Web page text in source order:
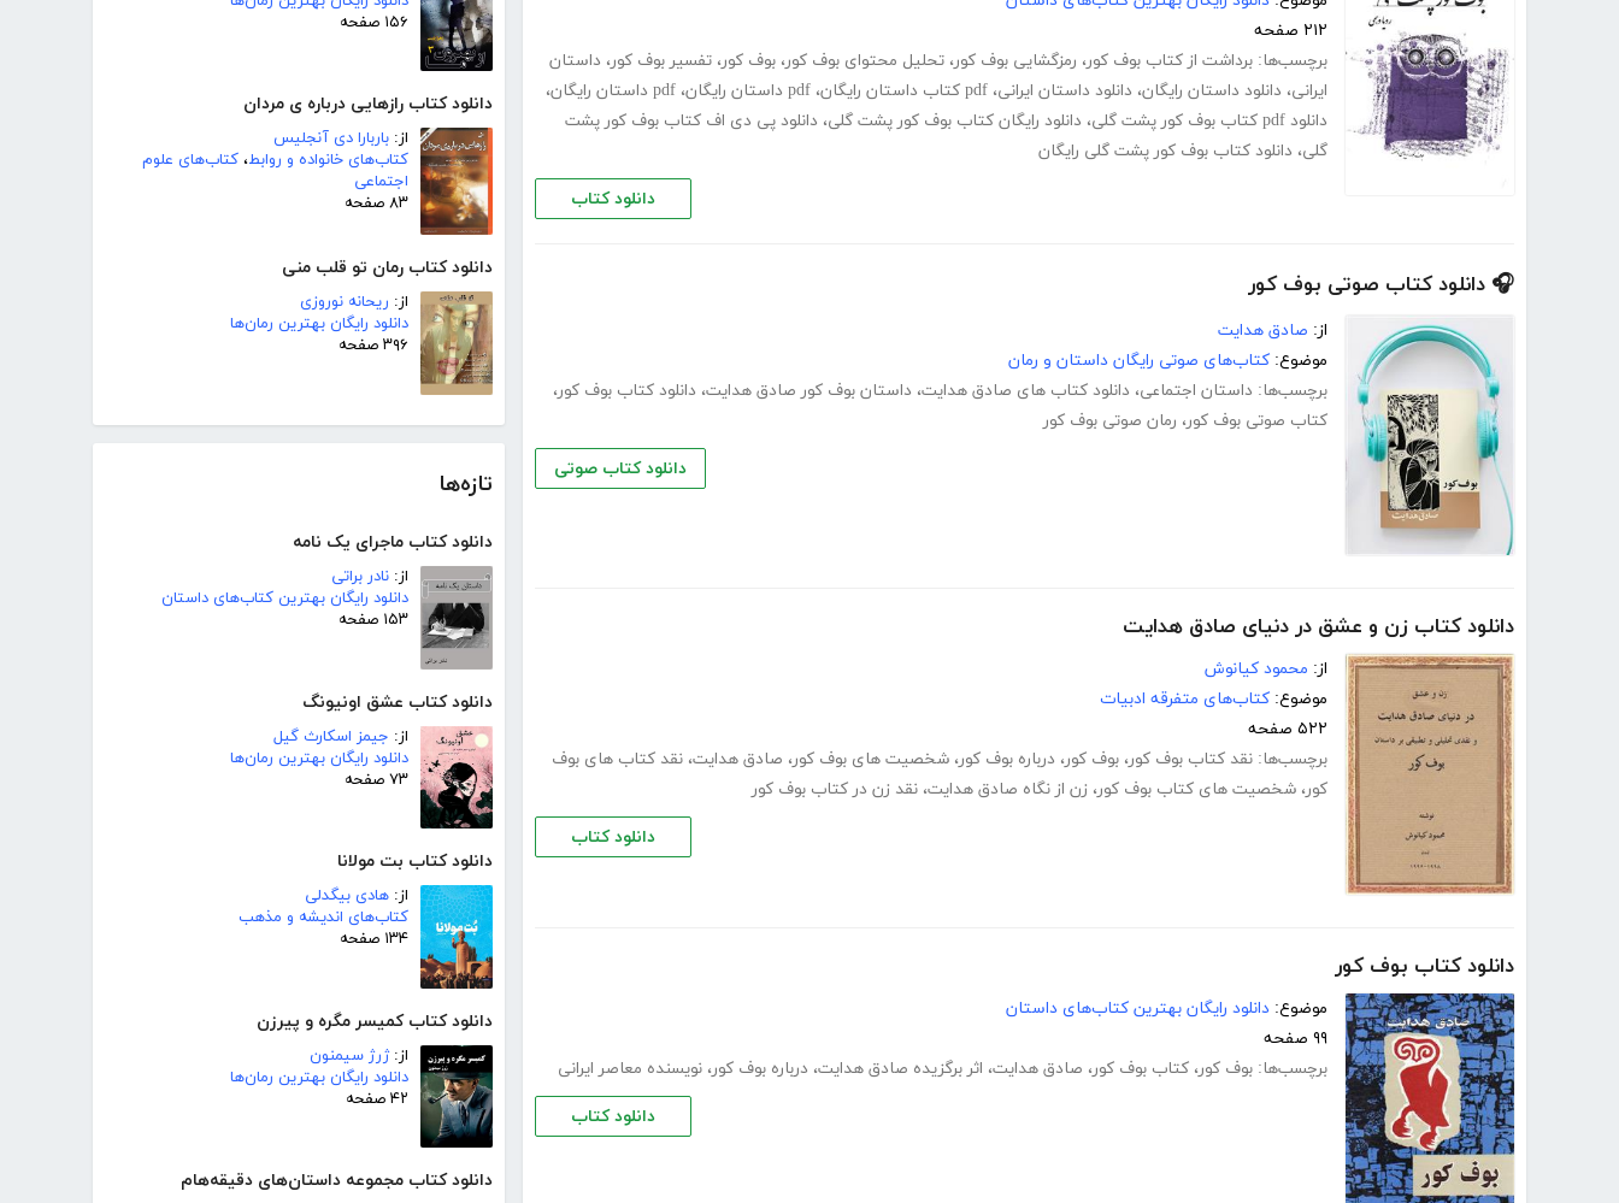
۱۵۶ صفحه
دانلود کتاب رازهایی درباره ی مردان
از: باربارا دی آنجلیس
کتاب‌های خانواده و روابط، کتاب‌های علوم
اجتماعی
۸۳ صفحه
دانلود کتاب رمان تو قلب منی
از: ریحانه نوروزی
دانلود رایگان بهترین رمان‌ها
۳۹۶ صفحه
تازه‌ها
دانلود کتاب ماجرای یک نامه
از: نادر براتی
دانلود رایگان بهترین کتاب‌های داستان
۱۵۳ صفحه
دانلود کتاب عشق اونیونگ
از: جیمز اسکارث گیل
دانلود رایگان بهترین رمان‌ها
۷۳ صفحه
دانلود کتاب بت مولانا
از: هادی بیگدلی
کتاب‌های اندیشه و مذهب
۱۳۴ صفحه
دانلود کتاب کمیسر مگره و پیرزن
از:ژرژ سیمنون
دانلود رایگان بهترین رمان‌ها
۴۲ صفحه
دانلود کتاب مجموعه داستان‌های دقیقه‌هام
۲۱۲ صفحه
برچسب‌ها: برداشت از کتاب بوف کور، رمزگشایی بوف کور، تحلیل محتوای بوف کور، بوف کور، تفسیر بوف کور، داستان
ایرانی، دانلود داستان رایگان، دانلود داستان ایرانی، pdf کتاب داستان رایگان ، pdf داستان رایگان ، pdf داستان رایگان
،
دانلود pdf کتاب بوف کور پشت گلی
، دانلود رایگان کتاب بوف کور پشت گلی، دانلود پی دی اف کتاب بوف کور پشت
گلی، دانلود کتاب بوف کور پشت گلی رایگان
دانلود کتاب
🎧 دانلود کتاب صوتی بوف کور
از: صادق هدایت
موضوع: کتاب‌های صوتی رایگان داستان و رمان
برچسب‌ها: داستان اجتماعی، دانلود کتاب های صادق هدایت، داستان بوف کور صادق هدایت، دانلود کتاب بوف کور،
کتاب صوتی بوف کور، رمان صوتی بوف کور
دانلود کتاب صوتی
دانلود کتاب زن و عشق در دنیای صادق هدایت
از: محمود کیانوش
موضوع: کتاب‌های متفرقه ادبیات
۵۲۲ صفحه
برچسب‌ها: نقد کتاب بوف کور، بوف کور، درباره بوف کور، شخصیت های بوف کور، صادق هدایت، نقد کتاب های بوف
کور، شخصیت های کتاب بوف کور، زن از نگاه صادق هدایت، نقد زن در کتاب بوف کور
دانلود کتاب
دانلود کتاب بوف کور
موضوع: دانلود رایگان بهترین کتاب‌های داستان
۹۹ صفحه
برچسب‌ها: بوف کور، کتاب بوف کور، صادق هدایت، اثر برگزیده صادق هدایت، درباره بوف کور، نویسنده معاصر ایرانی
دانلود کتاب